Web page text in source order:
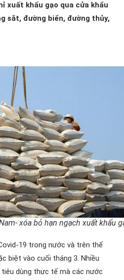
xuất khẩu gạo qua cửa khẩu
sắt, đường biển, đường thủy,
xóa bỏ hạn ngạch xuất khẩu
19 trong nước và trên thế
biệt vào cuối tháng 3. Nhiều
dùng thực tế mà các nước